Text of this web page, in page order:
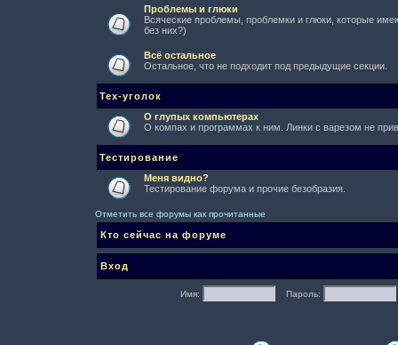
Проблемы и глюки
Всяческие проблемы, проблемки и глюки, которые
без них?)
Всё остальное
Остальное, что не подходит под предыдущие секции.
Тех-уголок
О глупых компьютерах
О компах и программах к ним. Линки с варезом не
Тестирование
Меня видно?
Тестирование форума и прочие безобразия.
Отметить все форумы как прочитанные
Кто сейчас на форуме
Вход
Имя: Пароль: